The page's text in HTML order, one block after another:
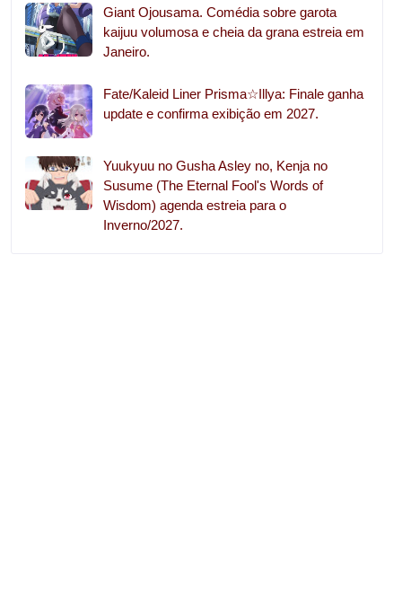
Giant Ojousama. Comédia sobre garota
kaijuu volumosa e cheia da grana estreia em
Janeiro.
Fate/Kaleid Liner Prisma☆Illya: Finale ganha
update e confirma exibição em 2027.
Yuukyuu no Gusha Asley no, Kenja no
Susume (The Eternal Fool's Words of
Wisdom) agenda estreia para o
Inverno/2027.